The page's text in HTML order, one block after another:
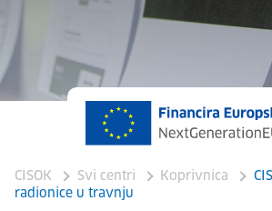
CISOK Svi centri Koprivnica
radionice u travnju